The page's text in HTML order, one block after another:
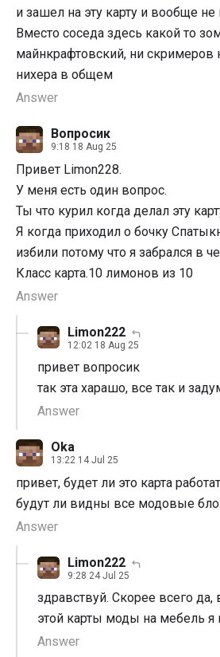
и зашел на эту карту и вообще не
Вместо соседа здесь какой то
майнкрафтовский, ни
нихера в общем
Answer
Вопросик
9:18 18 Aug 25
Привет Limon228.
У меня есть один вопрос.
Ты что курил когда делал эту
Я когда приходил о бочку
избили потому что я забрался в
Класс карта.10 лимонов из 10
Answer
Limon222
12:02 18 Aug 25
привет вопросик
так эта харашо, все так и
Answer
Oka
13:22 14 Jul 25
привет, будет ли это карта
будут ли видны все модовые
Answer
Limon222
9:28 24 Jul 25
здравствуй. Скорее всего да,
этой карты моды на мебель я
Answer